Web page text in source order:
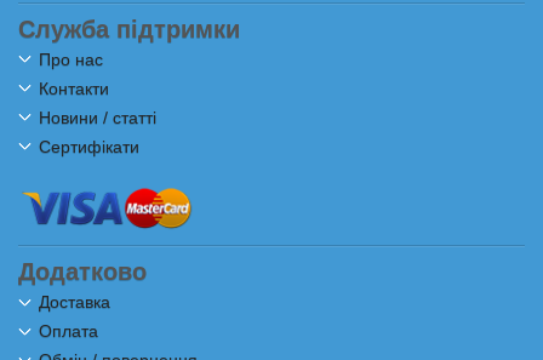
Служба підтримки
Про нас
Контакти
Новини / статті
Сертифікати
Додатково
Доставка
Оплата